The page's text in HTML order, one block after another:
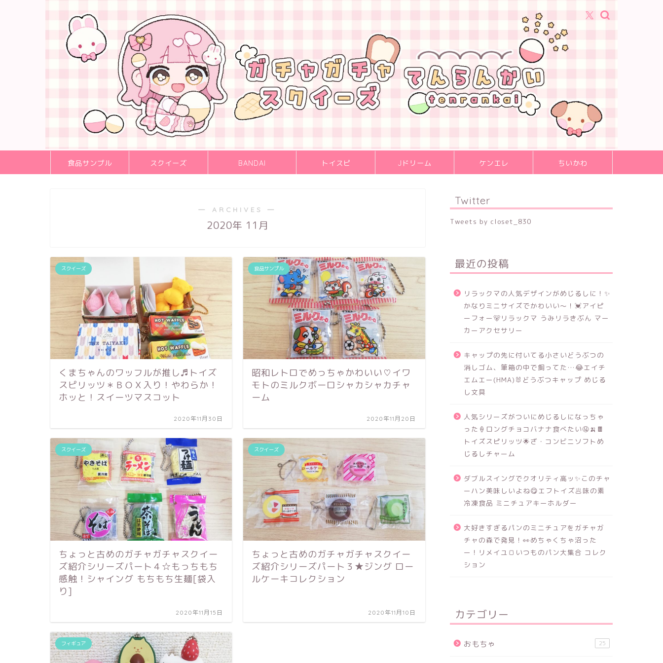
食品サンプル スクイーズ BANDAI トイスピ Jドリーム ケンエレ ちいかわ
― ARCHIVES ―
2020年 11月
スクイーズ
くまちゃんのワッフルが推し♬トイズ
スピリッツ＊ＢＯＸ入り！やわらか！
ホッと！スイーツマスコット
2020年11月30日
食品サンプル
昭和レトロでめっちゃかわいい♡イワ
モトのミルクボーロシャカシャカチャ
ーム
2020年11月20日
スクイーズ
ちょっと古めのガチャガチャスクイー
ズ紹介シリーズパート４☆もっちもち
感触！シャイング もちもち生麺[袋入
り]
2020年11月15日
スクイーズ
ちょっと古めのガチャガチャスクイー
ズ紹介シリーズパート３★ジング ロー
ルケーキコレクション
2020年11月10日
フィギュア
Twitter
Tweets by closet_830
最近の投稿
リラックマの人気デザインがめじるしに！✨
かなりミニサイズでかわいい～！💓アイピ
ーフォー🐻リラックマ うみリラきぶん マー
カーアクセサリー
キャップの先に付いてる小さいどうぶつの
消しゴム、筆箱の中で飼ってた…😂エイチ
エムエー(HMA)🐰どうぶつキャップ めじる
し文具
人気シリーズがついにめじるしになっちゃ
った🍦ロングチョコバナナ食べたい🤤🍌🍫
トイズスピリッツ🌟ざ・コンビニソフトめ
じるしチャーム
ダブルスイングでクオリティ高ッ✨このチャ
ーハン美味しいよね😋エフトイズ🥟味の素
冷凍食品 ミニチュアキーホルダー
大好きすぎるパンのミニチュアをガチャガ
チャの森で発見！👀めちゃくちゃ沼った
ー！リメイユ🍞いつものパン大集合 コレク
ション
カテゴリー
おもちゃ 25